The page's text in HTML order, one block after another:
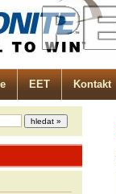
EET Kontakt